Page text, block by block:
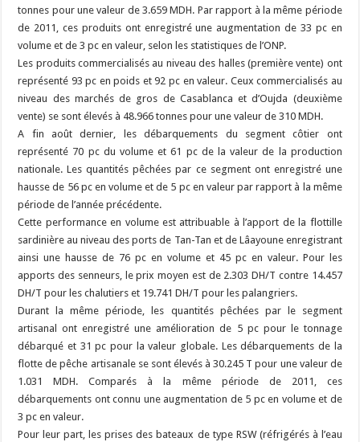
tonnes pour une valeur de 3.659 MDH. Par rapport à la même période
de 2011, ces produits ont enregistré une augmentation de 33 pc en
volume et de 3 pc en valeur, selon les statistiques de l’ONP.
Les produits commercialisés au niveau des halles (première vente) ont
représenté 93 pc en poids et 92 pc en valeur. Ceux commercialisés au
niveau des marchés de gros de Casablanca et d’Oujda (deuxième
vente) se sont élevés à 48.966 tonnes pour une valeur de 310 MDH.
A fin août dernier, les débarquements du segment côtier ont
représenté 70 pc du volume et 61 pc de la valeur de la production
nationale. Les quantités pêchées par ce segment ont enregistré une
hausse de 56 pc en volume et de 5 pc en valeur par rapport à la même
période de l’année précédente.
Cette performance en volume est attribuable à l’apport de la flottille
sardinière au niveau des ports de Tan-Tan et de Lâayoune enregistrant
ainsi une hausse de 76 pc en volume et 45 pc en valeur. Pour les
apports des senneurs, le prix moyen est de 2.303 DH/T contre 14.457
DH/T pour les chalutiers et 19.741 DH/T pour les palangriers.
Durant la même période, les quantités pêchées par le segment
artisanal ont enregistré une amélioration de 5 pc pour le tonnage
débarqué et 31 pc pour la valeur globale. Les débarquements de la
flotte de pêche artisanale se sont élevés à 30.245 T pour une valeur de
1.031 MDH. Comparés à la même période de 2011, ces
débarquements ont connu une augmentation de 5 pc en volume et de
3 pc en valeur.
Pour leur part, les prises des bateaux de type RSW (réfrigérés à l’eau